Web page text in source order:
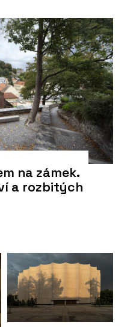
na zámek.
a rozbitých